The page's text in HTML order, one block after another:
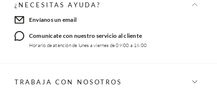
¿NECESITAS AYUDA?
Envíanos un email
Comunícate con nuestro servicio al cliente
Horario de atención de lunes a viernes de 09:00 a 16:00
TRABAJA CON NOSOTROS